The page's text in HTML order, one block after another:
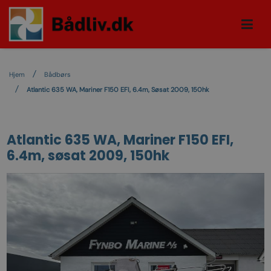
Hjem
Bådbørs
Atlantic 635 WA, Mariner F150 EFI, 6.4m, Søsat 2009, 150hk
Atlantic 635 WA, Mariner F150 EFI,
6.4m, søsat 2009, 150hk